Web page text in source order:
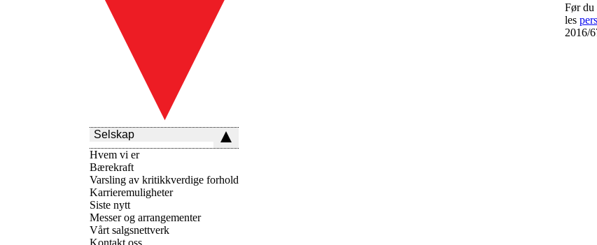
Selskap
Hvem vi er
Bærekraft
Varsling av kritikkverdige forhold
Karrieremuligheter
Siste nytt
Messer og arrangementer
Vårt salgsnettverk
Kontakt oss
Før du
les
2016/